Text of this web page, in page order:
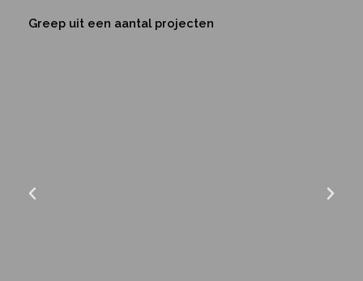
Greep uit een aantal projecten